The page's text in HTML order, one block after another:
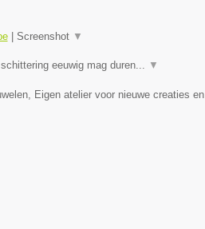
| Screenshot ▼
eeuwig mag duren... ▼
Eigen atelier voor nieuwe creaties en